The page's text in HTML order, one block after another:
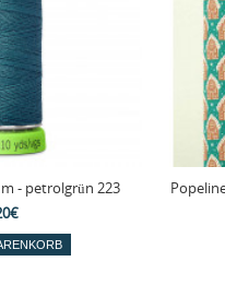
- petrolgrün 223